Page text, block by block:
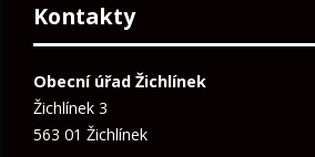
Kontakty
Obecní úřad Žichlínek
Žichlínek 3
563 01 Žichlínek